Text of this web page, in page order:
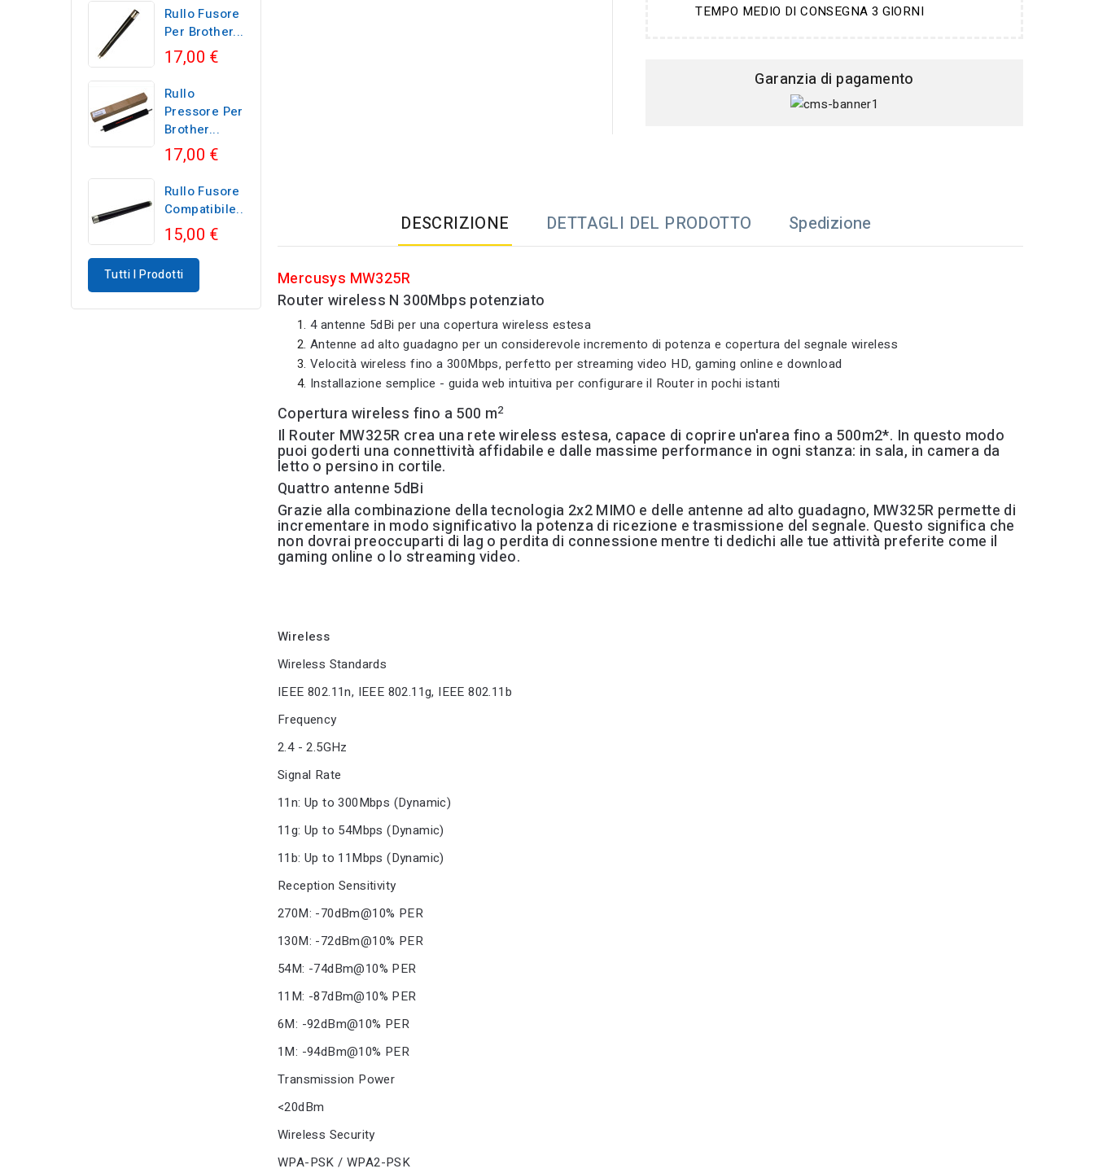
Rullo Fusore
Per Brother...
17,00 €
Rullo
Pressore Per
Brother...
17,00 €
Rullo Fusore
Compatibile...
15,00 €
Tutti I Prodotti
TEMPO MEDIO DI CONSEGNA 3 GIORNI
Garanzia di pagamento
DESCRIZIONE DETTAGLI DEL PRODOTTO Spedizione
Mercusys MW325R
Router wireless N 300Mbps potenziato
4 antenne 5dBi per una copertura wireless estesa
Antenne ad alto guadagno per un considerevole incremento di potenza e copertura del segnale wireless
Velocità wireless fino a 300Mbps, perfetto per streaming video HD, gaming online e download
Installazione semplice - guida web intuitiva per configurare il Router in pochi istanti
Copertura wireless fino a 500 m2
Il Router MW325R crea una rete wireless estesa, capace di coprire un'area fino a 500m2*. In questo modo
puoi goderti una connettività affidabile e dalle massime performance in ogni stanza: in sala, in camera da
letto o persino in cortile.
Quattro antenne 5dBi
Grazie alla combinazione della tecnologia 2x2 MIMO e delle antenne ad alto guadagno, MW325R permette di
incrementare in modo significativo la potenza di ricezione e trasmissione del segnale. Questo significa che
non dovrai preoccuparti di lag o perdita di connessione mentre ti dedichi alle tue attività preferite come il
gaming online o lo streaming video.
Wireless
Wireless Standards
IEEE 802.11n, IEEE 802.11g, IEEE 802.11b
Frequency
2.4 - 2.5GHz
Signal Rate
11n: Up to 300Mbps (Dynamic)
11g: Up to 54Mbps (Dynamic)
11b: Up to 11Mbps (Dynamic)
Reception Sensitivity
270M: -70dBm@10% PER
130M: -72dBm@10% PER
54M: -74dBm@10% PER
11M: -87dBm@10% PER
6M: -92dBm@10% PER
1M: -94dBm@10% PER
Transmission Power
<20dBm
Wireless Security
WPA-PSK / WPA2-PSK